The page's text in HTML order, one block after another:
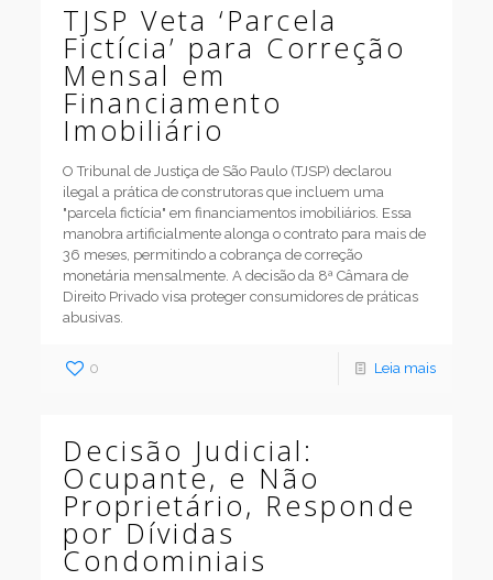
TJSP Veta ‘Parcela
Fictícia’ para Correção
Mensal em
Financiamento
Imobiliário
O Tribunal de Justiça de São Paulo (TJSP) declarou
ilegal a prática de construtoras que incluem uma
"parcela fictícia" em financiamentos imobiliários. Essa
manobra artificialmente alonga o contrato para mais de
36 meses, permitindo a cobrança de correção
monetária mensalmente. A decisão da 8ª Câmara de
Direito Privado visa proteger consumidores de práticas
abusivas.
0 Leia mais
Decisão Judicial:
Ocupante, e Não
Proprietário, Responde
por Dívidas
Condominiais